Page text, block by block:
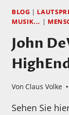
BLOG |
MUSIK... |
John
Von Claus Volke
Sehen Sie